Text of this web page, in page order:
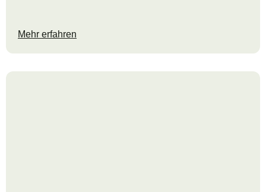
Mehr erfahren